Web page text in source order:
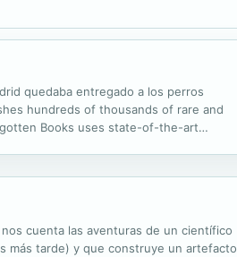
quedaba entregado a los perros
hundreds of thousands of rare and
Books uses state-of-the-art
cuenta las aventuras de un científico
más tarde) y que construye un artefacto